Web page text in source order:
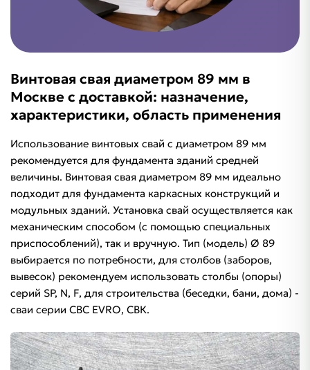
Винтовая свая диаметром 89 мм в
Москве с доставкой: назначение,
характеристики, область применения
Использование винтовых свай с диаметром 89 мм
рекомендуется для фундамента зданий средней
величины. Винтовая свая диаметром 89 мм идеально
подходит для фундамента каркасных конструкций и
модульных зданий. Установка свай осуществляется как
механическим способом (с помощью специальных
приспособлений), так и вручную. Тип (модель) Ø 89
выбирается по потребности, для столбов (заборов,
вывесок) рекомендуем использовать столбы (опоры)
серий SP, N, F, для строительства (беседки, бани, дома) -
сваи серии СВС EVRO, СВК.